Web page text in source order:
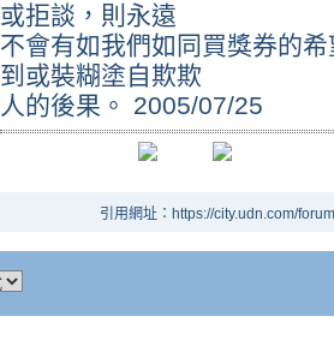
或拒談，則永遠
不會有如我們如同買獎券的
到或裝糊塗自欺欺
人的後果。 2005/07/25
引用網址：https://city.udn.com/